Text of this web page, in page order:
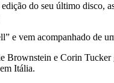
do seu último disco,
e vem acompanhado de
Brownstein e Corin Tucker
Itália.